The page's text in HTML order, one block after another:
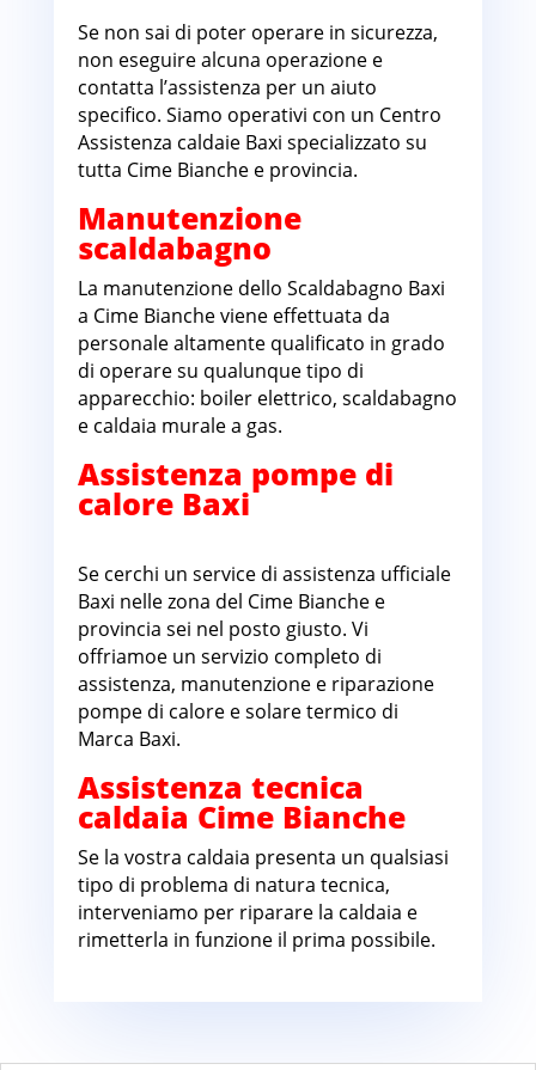
Se non sai di poter operare in sicurezza,
non eseguire alcuna operazione e
contatta l’assistenza per un aiuto
specifico. Siamo operativi con un Centro
Assistenza caldaie Baxi specializzato su
tutta Cime Bianche e provincia.
Manutenzione
scaldabagno
La manutenzione dello Scaldabagno Baxi
a Cime Bianche viene effettuata da
personale altamente qualificato in grado
di operare su qualunque tipo di
apparecchio: boiler elettrico, scaldabagno
e caldaia murale a gas.
Assistenza pompe di
calore BaxiCime
Se cerchi un service di assistenza ufficiale
Baxi nelle zona del Cime Bianche e
provincia sei nel posto giusto. Vi
offriamoe un servizio completo di
assistenza, manutenzione e riparazione
pompe di calore e solare termico di
Marca Baxi.
Assistenza tecnica
caldaia Cime Bianche
Se la vostra caldaia presenta un qualsiasi
tipo di problema di natura tecnica,
interveniamo per riparare la caldaia e
rimetterla in funzione il prima possibile.